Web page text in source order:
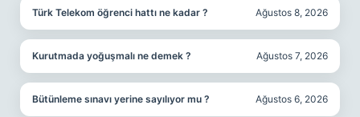
Türk Telekom öğrenci hattı ne kadar ? Ağustos 8, 2026
Kurutmada yoğuşmalı ne demek ? Ağustos 7, 2026
Bütünleme sınavı yerine sayılıyor mu ? Ağustos 6, 2026